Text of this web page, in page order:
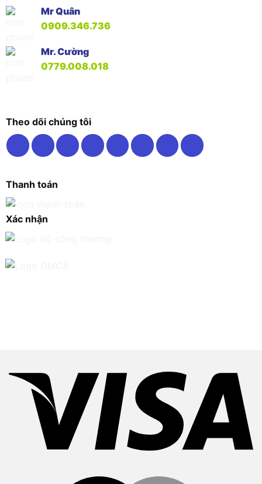
Mr Quân
0909.346.736
Mr. Cường
0779.008.018
Theo dõi chúng tôi
Thanh toán
Xác nhận